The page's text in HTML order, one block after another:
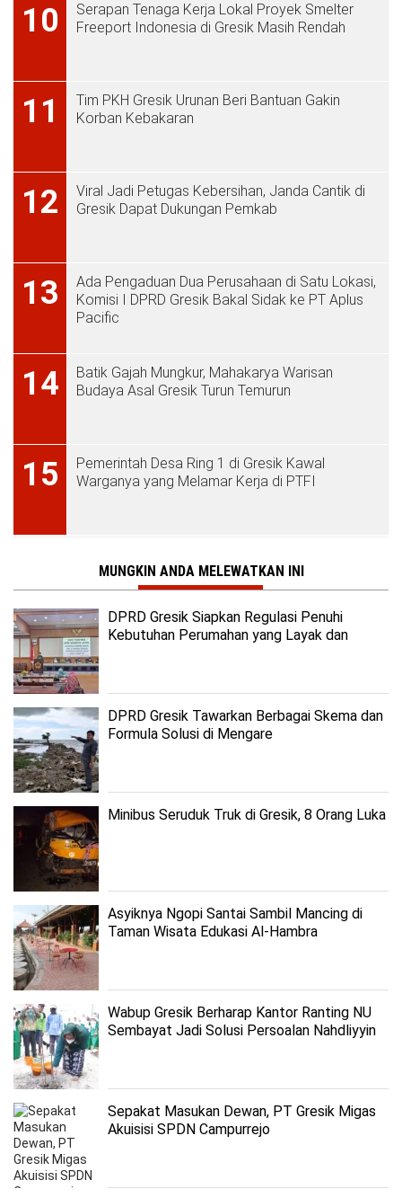
10
Serapan Tenaga Kerja Lokal Proyek Smelter
Freeport Indonesia di Gresik Masih Rendah
11
Tim PKH Gresik Urunan Beri Bantuan Gakin
Korban Kebakaran
12
Viral Jadi Petugas Kebersihan, Janda Cantik di
Gresik Dapat Dukungan Pemkab
13
Ada Pengaduan Dua Perusahaan di Satu Lokasi,
Komisi I DPRD Gresik Bakal Sidak ke PT Aplus
Pacific
14
Batik Gajah Mungkur, Mahakarya Warisan
Budaya Asal Gresik Turun Temurun
15
Pemerintah Desa Ring 1 di Gresik Kawal
Warganya yang Melamar Kerja di PTFI
MUNGKIN ANDA MELEWATKAN INI
DPRD Gresik Siapkan Regulasi Penuhi
Kebutuhan Perumahan yang Layak dan
DPRD Gresik Tawarkan Berbagai Skema dan
Formula Solusi di Mengare
Minibus Seruduk Truk di Gresik, 8 Orang Luka
Asyiknya Ngopi Santai Sambil Mancing di
Taman Wisata Edukasi Al-Hambra
Wabup Gresik Berharap Kantor Ranting NU
Sembayat Jadi Solusi Persoalan Nahdliyyin
Sepakat Masukan Dewan, PT Gresik Migas
Akuisisi SPDN Campurrejo